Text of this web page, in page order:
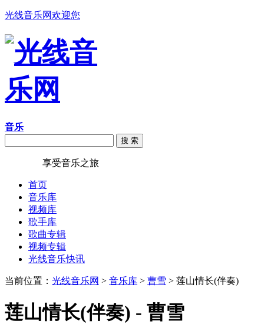
光线音乐网欢迎您
音乐
搜 索
享受音乐之旅
首页
音乐库
视频库
歌手库
歌曲专辑
视频专辑
光线音乐快讯
当前位置： 光线音乐网 > 音乐库 > 曹雪 > 莲山情长(伴奏)
莲山情长(伴奏) - 曹雪